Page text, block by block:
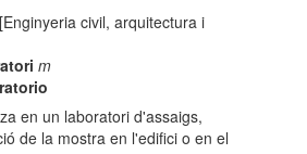
[Enginyeria civil, arquitectura i
m
en un laboratori d'assaigs,
de la mostra en l'edifici o en el